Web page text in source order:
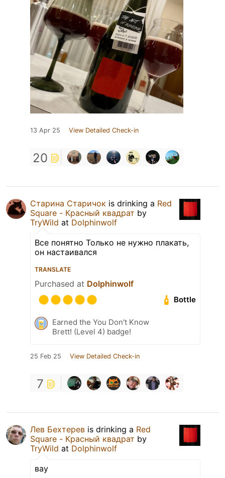
13 Apr 25 View Detailed Check-in
20
Старина Старичок is drinking a Red
Square - Красный квадрат by
TryWild at Dolphinwolf
Все понятно Только не нужно плакать,
он настаивался
TRANSLATE
Purchased at Dolphinwolf
Bottle
Earned the You Don't Know
Brett! (Level 4) badge!
25 Feb 25 View Detailed Check-in
7
Лев Бехтерев is drinking a Red
Square - Красный квадрат by
TryWild at Dolphinwolf
вау